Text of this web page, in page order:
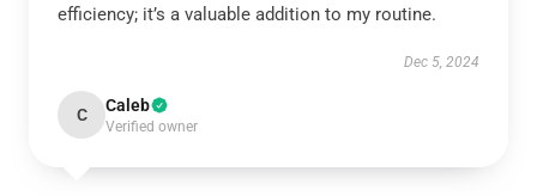
efficiency; it’s a valuable addition to my routine.
Dec 5, 2024
C Caleb
Verified owner